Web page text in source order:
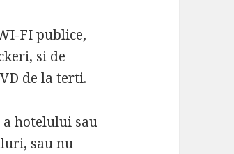
FI publice,
si de
de la terti.
a hotelului sau
sau nu